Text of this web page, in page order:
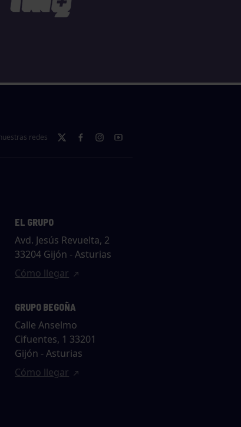
redes
EL GRUPO
Avd. Jesús Revuelta, 2
33204 Gijón - Asturias
Cómo llegar
GRUPO BEGOÑA
Calle Anselmo
Cifuentes, 1 33201
Gijón - Asturias
Cómo llegar